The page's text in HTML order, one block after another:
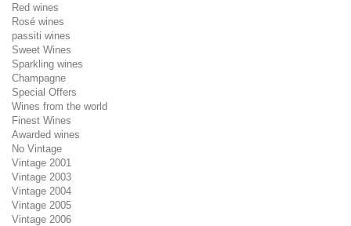
Red wines
Rosé wines
passiti wines
Sweet Wines
Sparkling wines
Champagne
Special Offers
Wines from the world
Finest Wines
Awarded wines
No Vintage
Vintage 2001
Vintage 2003
Vintage 2004
Vintage 2005
Vintage 2006